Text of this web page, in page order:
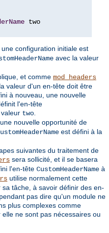
configuration initiale est
avec la valeur
et comme mod_headers
valeur d'un en-tête doit être
à nouveau, une nouvelle
l'en-tête
two
nouvelle opportunité de
est défini à la
suivantes du traitement de
sera sollicité, et il se basera
l'en-tête CustomHeaderName à
utilise normalement cette
tâche, à savoir définir des en-
pas dire qu'un module ne
plus complexes comme
ne sont pas nécessaires ou